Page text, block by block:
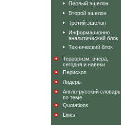
Первый эшелон
Второй эшелон
Третий эшелон
Информационно
аналитический блок
Технический блок
Терроризм: вчера,
сегодня и навеки
Перископ
Лидеры
Англо-русский словарь
по теме
Quotations
Links